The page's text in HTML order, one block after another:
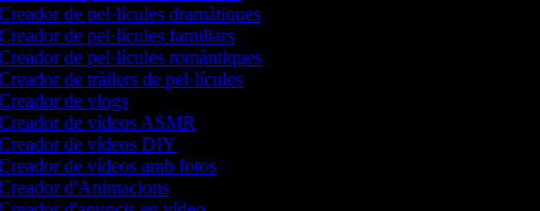
de pel·lícules dramàtiques
de pel·lícules familiars
de pel·lícules romàntiques
de tràilers de pel·lícules
de vlogs
de vídeos ASMR
de vídeos DIY
de vídeos amb fotos
d'Animacions